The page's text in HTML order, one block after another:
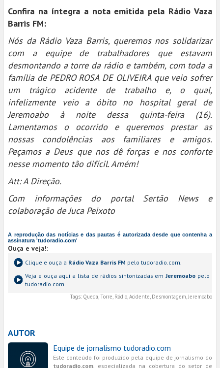
Confira na íntegra a nota emitida pela Rádio Vaza
Barris FM:
Nós da Rádio Vaza Barris, queremos nos solidarizar
com a equipe de trabalhadores que estavam
desmontando a torre da rádio e também, com toda a
família de PEDRO ROSA DE OLIVEIRA que veio sofrer
um trágico acidente de trabalho e, o qual,
infelizmente veio a óbito no hospital geral de
Jeremoabo à noite dessa quinta-feira (16).
Lamentamos o ocorrido e queremos prestar as
nossas condolências aos familiares e amigos.
Peçamos a Deus que nos dê forças e nos conforte
nesse momento tão difícil. Amém!
Att: A Direção.
Com informações do portal Sertão News e
colaboração de Juca Peixoto
A reprodução das notícias e das pautas é autorizada desde que contenha a
assinatura 'tudoradio.com'
Ouça e veja!:
Clique e ouça a Rádio Vaza Barris FM pelo tudoradio.com.
Veja e ouça aqui a lista de rádios sintonizadas emJeremoabo pelo
tudoradio.com.
Tags: Queda, Torre, Rádio, Acidente, Desmontagem, Jeremoabo
AUTOR
Equipe de jornalismo tudoradio.com
Este conteúdo foi produzido pela equipe de jornalismo do
tudoradio.com, especializada na cobertura do setor de